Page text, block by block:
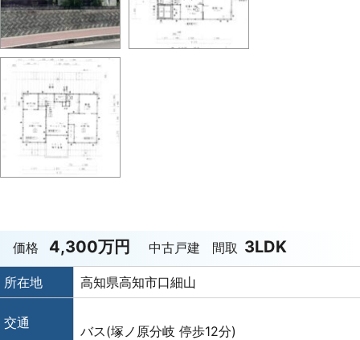
価格 4,300万円 中古戸建 間取 3LDK
所在地 高知県高知市口細山
交通
バス(塚ノ原分岐 停歩12分)